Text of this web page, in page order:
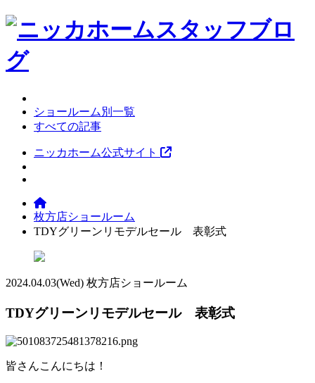
ショールーム別一覧
すべての記事
ニッカホーム公式サイト
枚方店ショールーム
TDYグリーンリモデルセール 表彰式
2024.04.03(Wed) 枚方店ショールーム
TDYグリーンリモデルセール 表彰式
皆さんこんにちは！